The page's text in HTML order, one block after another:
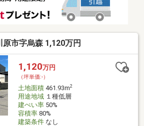
市字烏森 1,120万円
1,120万円
（坪単価:-）
土地面積461.93m2
用途地域１種低層
建ぺい率50%
容積率80%
建築条件なし